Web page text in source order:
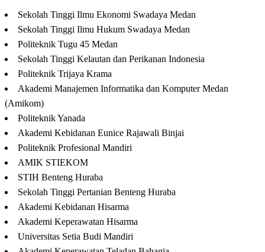
Sekolah Tinggi Ilmu Ekonomi Swadaya Medan
Sekolah Tinggi Ilmu Hukum Swadaya Medan
Politeknik Tugu 45 Medan
Sekolah Tinggi Kelautan dan Perikanan Indonesia
Politeknik Trijaya Krama
Akademi Manajemen Informatika dan Komputer Medan
(Amikom)
Politeknik Yanada
Akademi Kebidanan Eunice Rajawali Binjai
Politeknik Profesional Mandiri
AMIK STIEKOM
STIH Benteng Huraba
Sekolah Tinggi Pertanian Benteng Huraba
Akademi Kebidanan Hisarma
Akademi Keperawatan Hisarma
Universitas Setia Budi Mandiri